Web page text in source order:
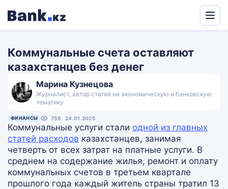
Translate
Коммунальные счета оставляют
казахстанцев без денег
Марина Кузнецова
Журналист, автор статей на экономическую и банковскую
тематику
ФИНАНСЫ 758 24.01.2025
Коммунальные услуги стали одной из главных
статей расходов казахстанцев, занимая
четверть от всех затрат на платные услуги. В
среднем на содержание жилья, ремонт и оплату
коммунальных счетов в третьем квартале
прошлого года каждый житель страны тратил 13